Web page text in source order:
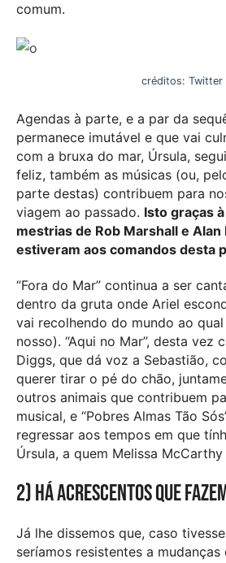
comum.
créditos: Twitter
Agendas à parte, e a par da
permanece imutável e que vai
com a bruxa do mar, Úrsula,
feliz, também as músicas (ou,
parte destas) contribuem para
viagem ao passado. Isto graças
mestrias de Rob Marshall e Alan
estiveram aos comandos desta
“Fora do Mar” continua a ser
dentro da gruta onde Ariel
vai recolhendo do mundo ao
nosso). “Aqui no Mar”, desta vez
Diggs, que dá voz a Sebastião,
querer tirar o pé do chão,
outros animais que contribuem
musical, e “Pobres Almas Tão
regressar aos tempos em que
Úrsula, a quem Melissa
2) Há acrescentos que
Já lhe dissemos que, caso
seríamos resistentes a mudanças